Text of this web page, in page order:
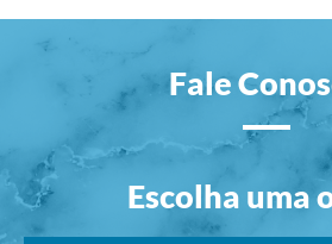
Fale
Escolha uma